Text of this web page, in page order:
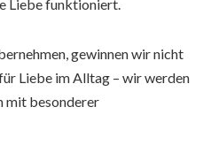
Liebe funktioniert.
gewinnen wir nicht
Liebe im Alltag – wir werden
mit besonderer